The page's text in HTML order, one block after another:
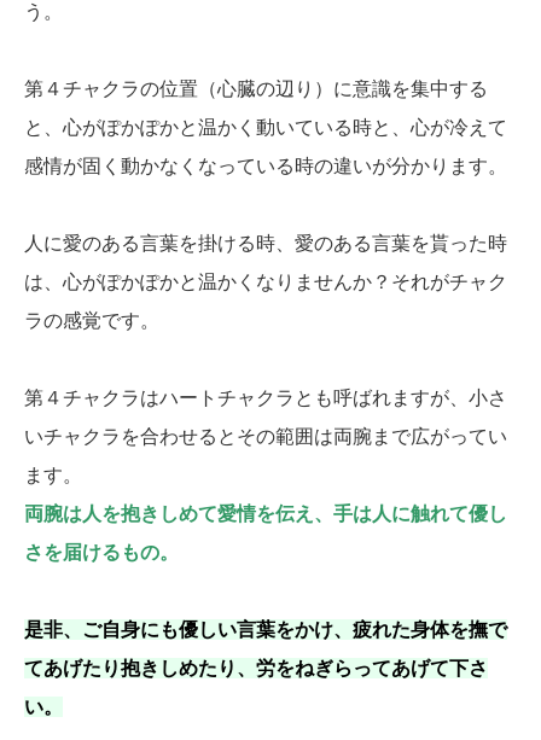
う。
第４チャクラの位置（心臓の辺り）に意識を集中する
と、心がぽかぽかと温かく動いている時と、心が冷えて
感情が固く動かなくなっている時の違いが分かります。
人に愛のある言葉を掛ける時、愛のある言葉を貰った時
は、心がぽかぽかと温かくなりませんか？それがチャク
ラの感覚です。
第４チャクラはハートチャクラとも呼ばれますが、小さ
いチャクラを合わせるとその範囲は両腕まで広がってい
ます。
両腕は人を抱きしめて愛情を伝え、手は人に触れて優し
さを届けるもの。
是非、ご自身にも優しい言葉をかけ、疲れた身体を撫で
てあげたり抱きしめたり、労をねぎらってあげて下さ
い。